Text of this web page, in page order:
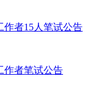
作者15人笔试公告
作者笔试公告